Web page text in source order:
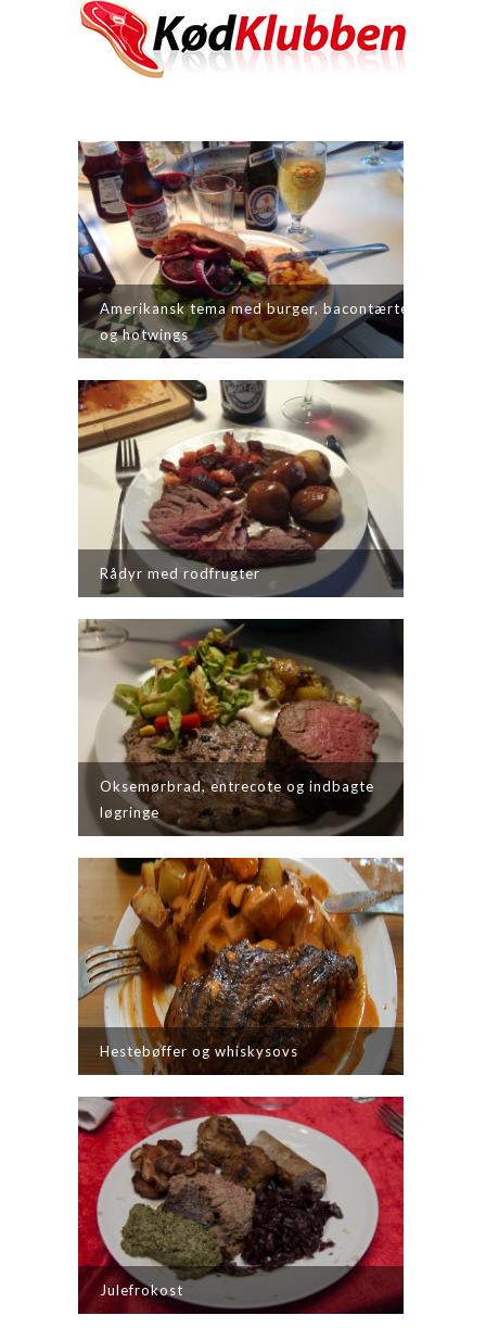
Amerikansk tema med burger, bacontærte
og hotwings
Rådyr med rodfrugter
Oksemørbrad, entrecote og indbagte
løgringe
Hestebøffer og whiskysovs
Julefrokost